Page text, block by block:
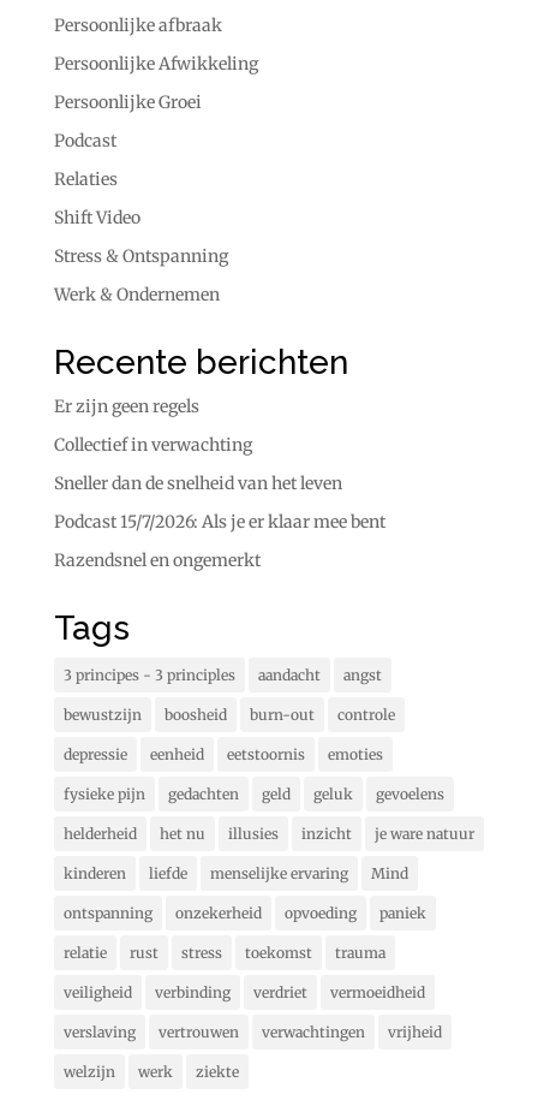
Persoonlijke afbraak
Persoonlijke Afwikkeling
Persoonlijke Groei
Podcast
Relaties
Shift Video
Stress & Ontspanning
Werk & Ondernemen
Recente berichten
Er zijn geen regels
Collectief in verwachting
Sneller dan de snelheid van het leven
Podcast 15/7/2026: Als je er klaar mee bent
Razendsnel en ongemerkt
Tags
3 principes - 3 principles aandacht angst
bewustzijn boosheid burn-out controle
depressie eenheid eetstoornis emoties
fysieke pijn gedachten geld geluk gevoelens
helderheid het nu illusies inzicht je ware natuur
kinderen liefde menselijke ervaring Mind
ontspanning onzekerheid opvoeding paniek
relatie rust stress toekomst trauma
veiligheid verbinding verdriet vermoeidheid
verslaving vertrouwen verwachtingen vrijheid
welzijn werk ziekte